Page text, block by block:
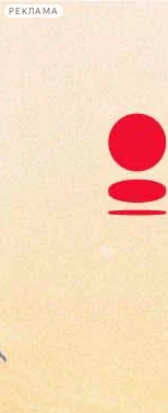
РЕКЛАМА
Сегодня:
2026.08.09
09:40
Афиша Plus